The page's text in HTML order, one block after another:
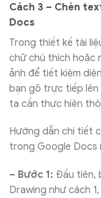
Cách 3 – Chèn
Docs
Trong thiết kế tài
chữ chú thích hoặc
ảnh để tiết kiệm
bạn gõ trực tiếp lên
ta cần thực hiện
Hướng dẫn chi tiết
trong Google Docs
– Bước 1: Đầu tiên,
Drawing như cách